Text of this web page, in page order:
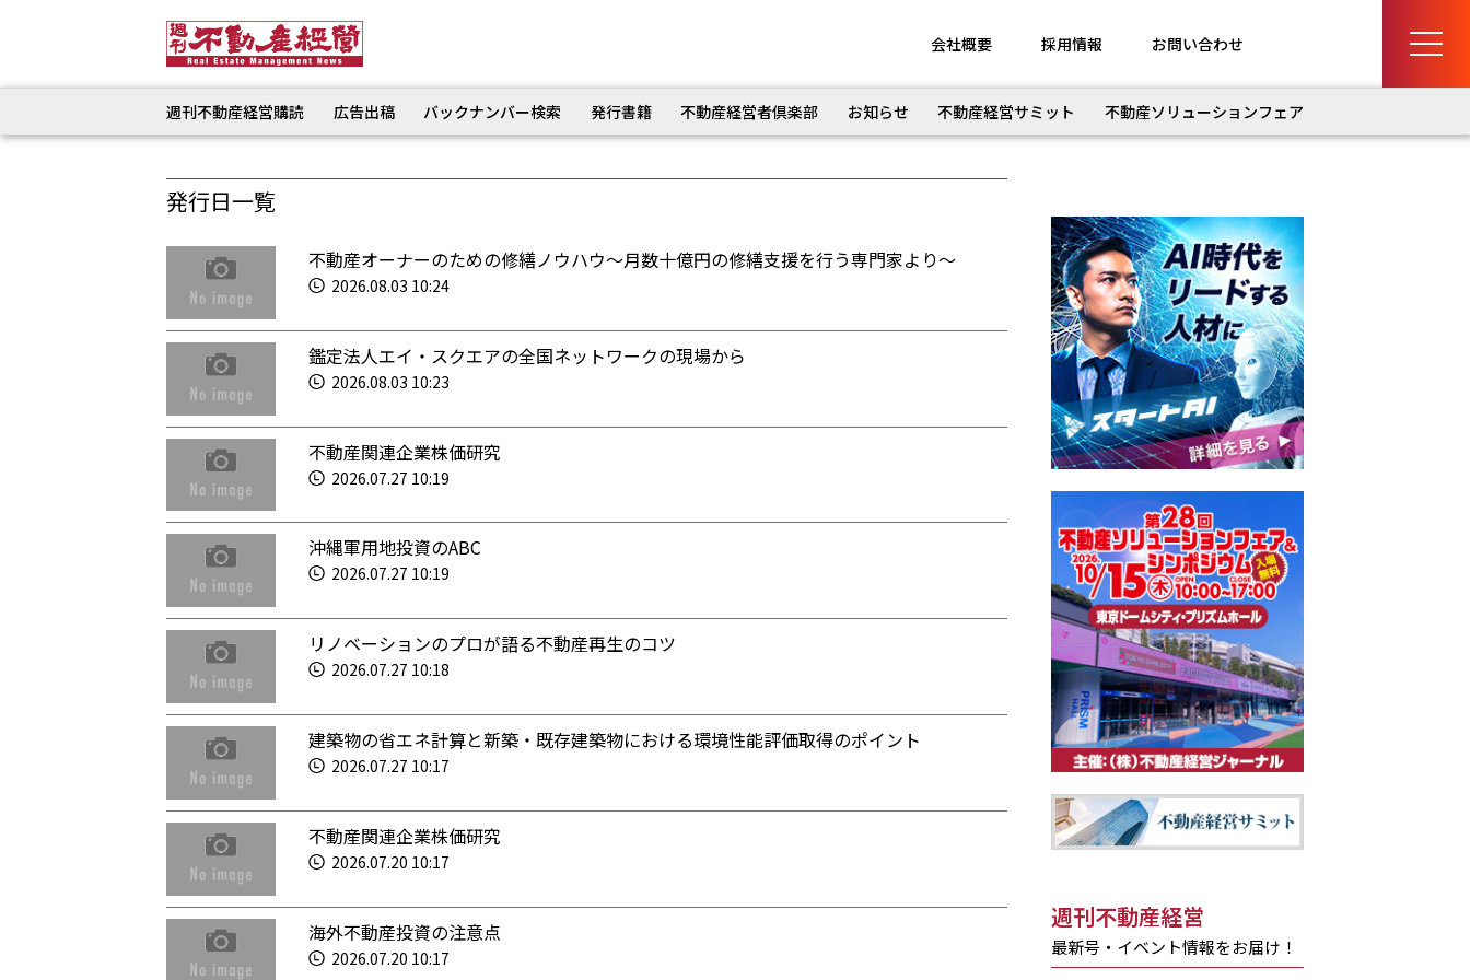
会社概要 採用情報 お問い合わせ
週刊不動産経営購読 広告出稿 バックナンバー検索 発行書籍 不動産経営者倶楽部 お知らせ 不動産経営サミット 不動産ソリューションフェア
発行日一覧
不動産オーナーのための修繕ノウハウ～月数十億円の修繕支援を行う専門家より～
2026.08.03 10:24
鑑定法人エイ・スクエアの全国ネットワークの現場から
2026.08.03 10:23
不動産関連企業株価研究
2026.07.27 10:19
沖縄軍用地投資のABC
2026.07.27 10:19
リノベーションのプロが語る不動産再生のコツ
2026.07.27 10:18
建築物の省エネ計算と新築・既存建築物における環境性能評価取得のポイント
2026.07.27 10:17
不動産関連企業株価研究
2026.07.20 10:17
海外不動産投資の注意点
2026.07.20 10:17
週刊不動産経営
最新号・イベント情報をお届け！